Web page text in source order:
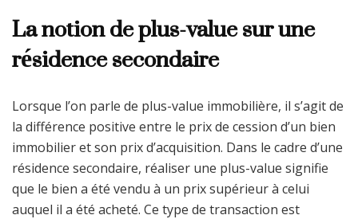
La notion de plus-value sur une
résidence secondaire
Lorsque l’on parle de plus-value immobilière, il s’agit de
la différence positive entre le prix de cession d’un bien
immobilier et son prix d’acquisition. Dans le cadre d’une
résidence secondaire, réaliser une plus-value signifie
que le bien a été vendu à un prix supérieur à celui
auquel il a été acheté. Ce type de transaction est